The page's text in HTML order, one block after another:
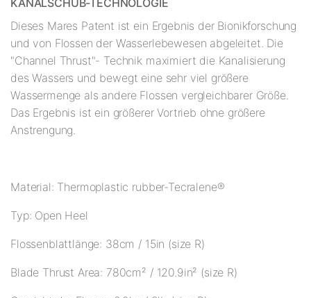
KANALSCHUB-TECHNOLOGIE
Dieses Mares Patent ist ein Ergebnis der Bionikforschung
und von Flossen der Wasserlebewesen abgeleitet. Die
"Channel Thrust"- Technik maximiert die Kanalisierung
des Wassers und bewegt eine sehr viel größere
Wassermenge als andere Flossen vergleichbarer Größe.
Das Ergebnis ist ein größerer Vortrieb ohne größere
Anstrengung.
Material: Thermoplastic rubber-Tecralene®
Typ: Open Heel
Flossenblattlänge: 38cm / 15in (size R)
Blade Thrust Area: 780cm² / 120.9in² (size R)